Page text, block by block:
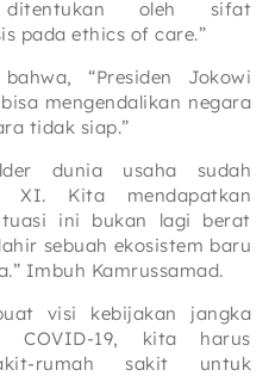
ditentukan oleh sifat
pada ethics of care.”
“Presiden Jokowi
mengendalikan negara
tidak siap.”
dunia usaha sudah
XI. Kita mendapatkan
ini bukan lagi berat
sebuah ekosistem baru
Imbuh Kamrussamad.
visi kebijakan jangka
COVID-19, kita harus
rumah sakit untuk